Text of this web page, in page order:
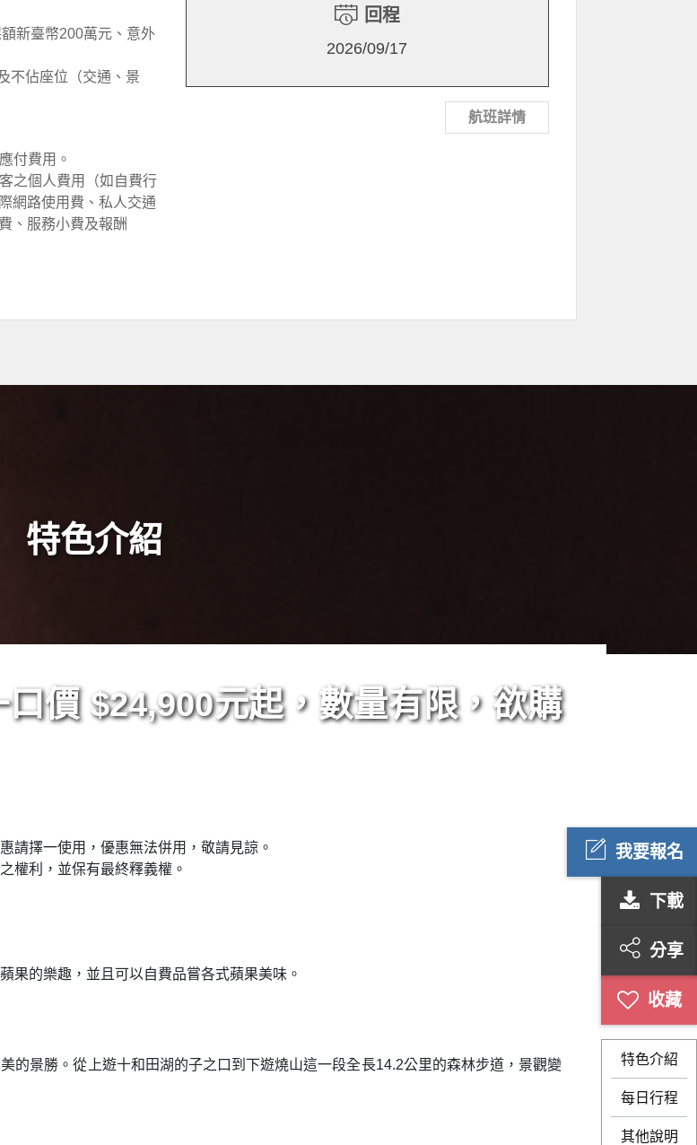
我要報名
下載
分享
特色介紹
每日行程
其他說明
新臺幣200萬元、意外
不佔座位（交通、景
付費用。
之個人費用（如自費行
網路使用費、私人交通
、服務小費及報酬
回程
2026/09/17
航班詳情
特色介紹
價 $24,900元起，數量有限，欲購
請擇一使用，優惠無法併用，敬請見諒。
權利，並保有最終釋義權。